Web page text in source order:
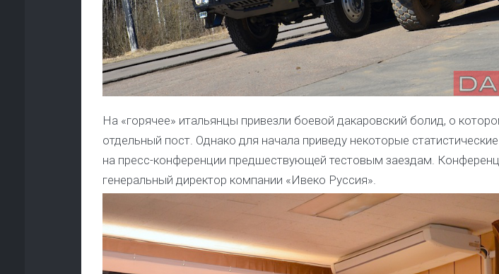
На «горячее» итальянцы привезли боевой дакаровский болид, о
отдельный пост. Однако для начала приведу некоторые
на пресс-конференции предшествующей тестовым заездам.
генеральный директор компании «Ивеко Руссия».